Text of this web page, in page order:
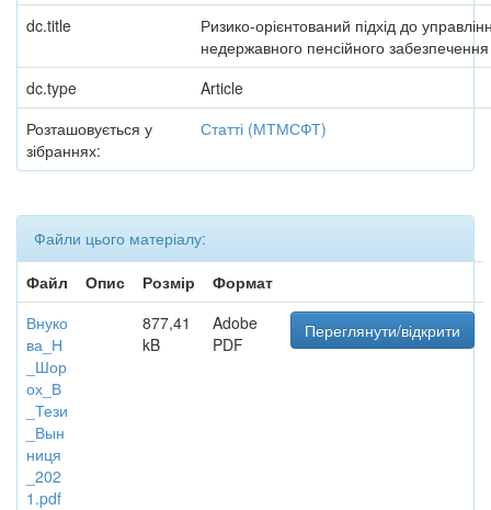
dc.title
Ризико-орієнтований підхід до
недержавного пенсійного забезпечення
dc.type
Article
Розташовується у
зібраннях:
Статті (МТМСФТ)
Файли цього матеріалу:
Файл
Опис Розмір
Формат
Внуко
ва_Н
_Шор
ох_В
_Тези
_Вын
ниця
_202
1.pdf
877,41
kB
Adobe
PDF
Переглянути/відкрити